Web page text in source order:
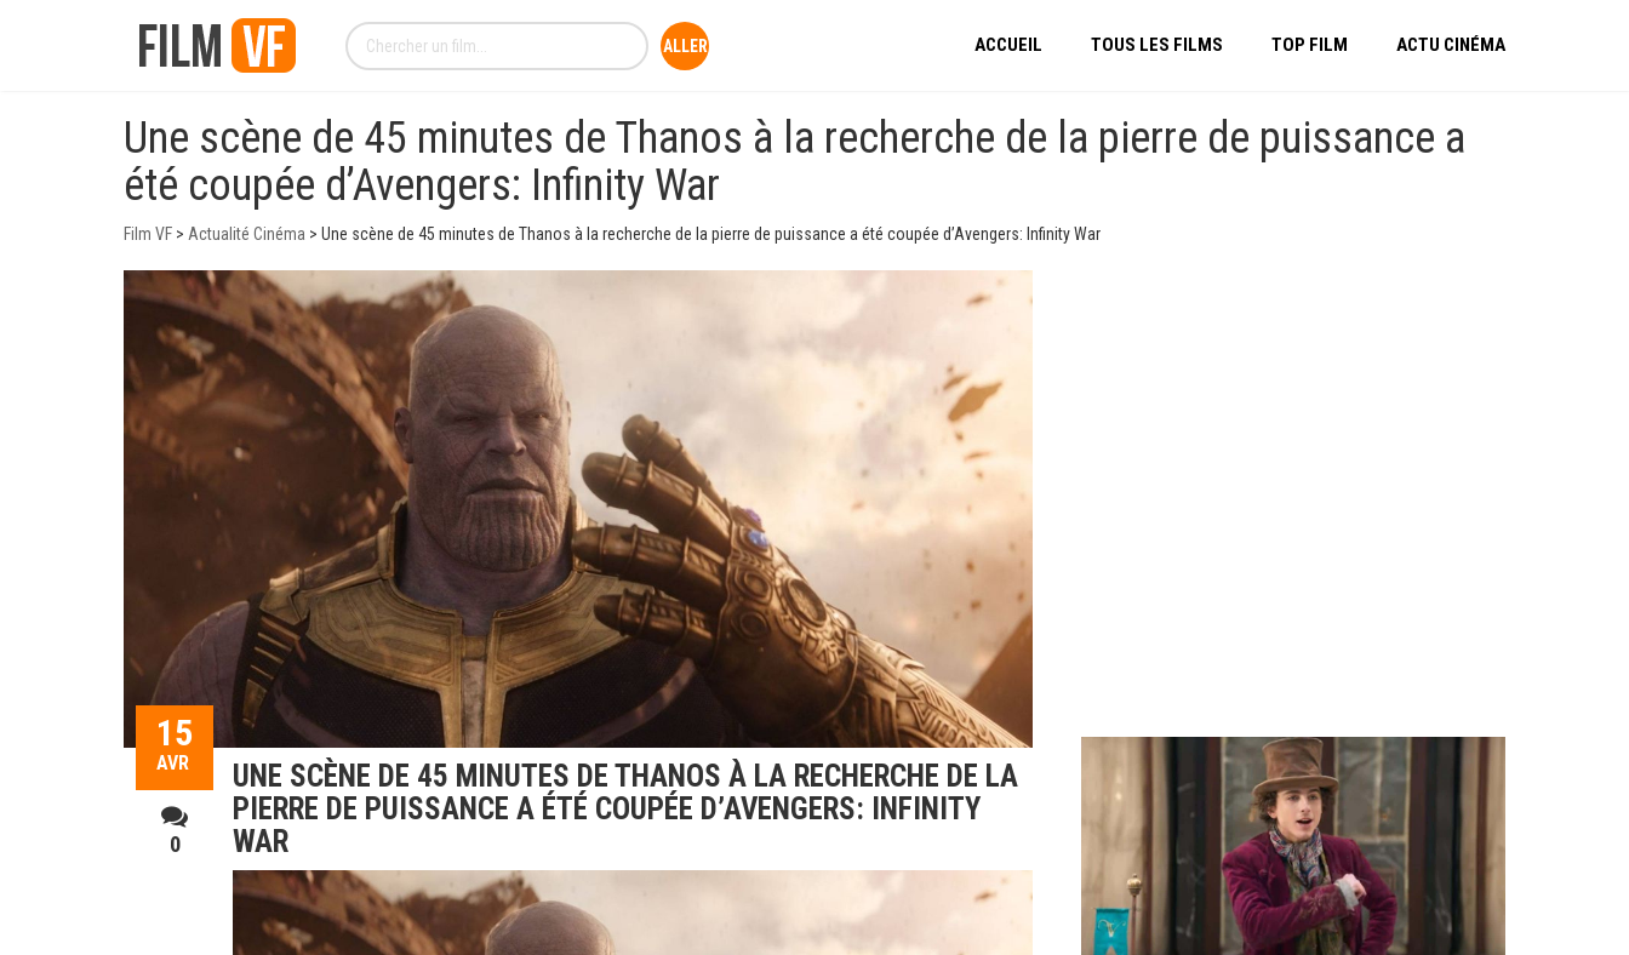
ACCUEIL TOUS LES FILMS TOP FILM ACTU CINÉMA
Une scène de 45 minutes de Thanos à la recherche de la pierre de puissance a
été coupée d’Avengers: Infinity War
Film VF > Actualité Cinéma > Une scène de 45 minutes de Thanos à la recherche de la pierre de puissance a été coupée d’Avengers: Infinity War
15
AVR
0
UNE SCÈNE DE 45 MINUTES DE THANOS À LA RECHERCHE DE LA
PIERRE DE PUISSANCE A ÉTÉ COUPÉE D’AVENGERS: INFINITY
WAR